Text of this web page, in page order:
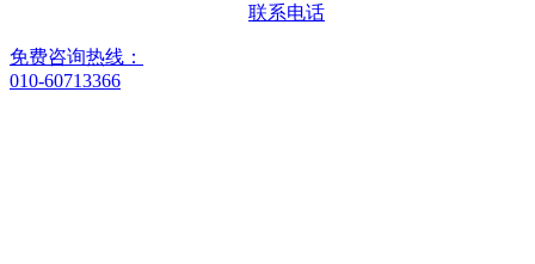
联系电话
免费咨询热线：
010-60713366